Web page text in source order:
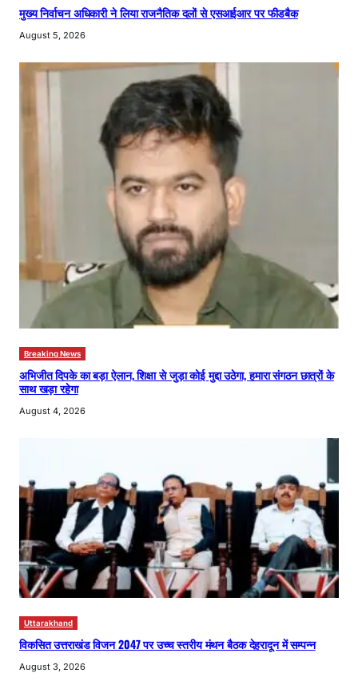
मुख्य निर्वाचन अधिकारी ने लिया राजनैतिक दलों से एसआईआर पर फीडबैक
August 5, 2026
Breaking News
अभिजीत दिपके का बड़ा ऐलान, शिक्षा से जुड़ा कोई मुद्दा उठेगा, हमारा संगठन छात्रों के
साथ खड़ा रहेगा
August 4, 2026
Uttarakhand
विकसित उत्तराखंड विजन 2047 पर उच्च स्तरीय मंथन बैठक देहरादून में सम्पन्न
August 3, 2026